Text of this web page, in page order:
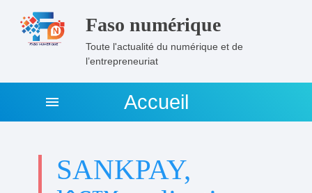
Faso numérique
Toute l'actualité du numérique et de
l’entrepreneuriat
Accueil
menu
SANKPAY,